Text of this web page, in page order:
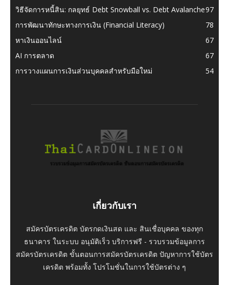
วิธีจัดการหนี้สิน: กลยุทธ์ Debt Snowball vs. Debt Avalanche97
การพัฒนาทักษะทางการเงิน (Financial Literacy)
78
หาเงินออนไลน์
67
AI การตลาด
67
การวางแผนการเงินส่วนบุคคลสำหรับมือใหม่
54
เกี่ยวกับเรา
สมัครบัตรเครดิต บัตรกดเงินสด และ สินเชื่อบุคคล ของทุก
ธนาคาร ในระบบ อนุมัติเร็ว บริการฟรี - รวบรวมข้อมูลการ
สมัครบัตรเครดิต ขั้นตอนการสมัครบัตรเครดิต ปัญหาการใช้บัตร
เครดิต พร้อมทั้ง โปรโมชั่นในการใช้บัตรต่าง ๆ